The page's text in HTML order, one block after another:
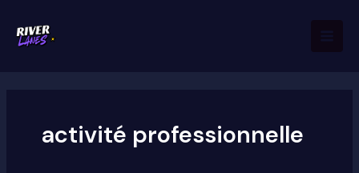
contenu
activité professionnelle